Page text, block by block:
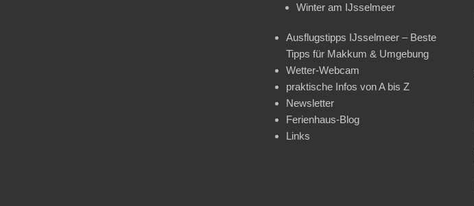
Winter am IJsselmeer
Ausflugstipps IJsselmeer – Beste
Tipps für Makkum & Umgebung
Wetter-Webcam
praktische Infos von A bis Z
Newsletter
Ferienhaus-Blog
Links